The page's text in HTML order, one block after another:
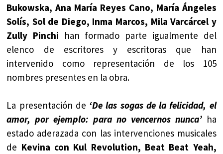
Bukowska, Ana María Reyes Cano, María Ángeles
Solís, Sol de Diego, Inma Marcos, Mila Varcárcel y
Zully Pinchi han formado parte igualmente del
elenco de escritores y escritoras que han
intervenido como representación de los 105
nombres presentes en la obra.
La presentación de ‘De las sogas de la felicidad, el
amor, por ejemplo: para no vencernos nunca’ha
estado aderazada con las intervenciones musicales
de Kevina con Kul Revolution, Beat Beat Yeah,